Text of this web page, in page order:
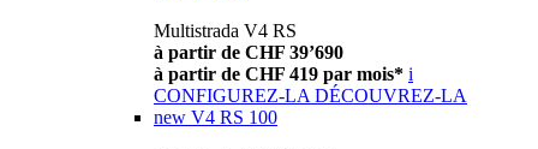
Multistrada V4 RS
à partir de CHF 39’690
à partir de CHF 419 par mois* i
CONFIGUREZ-LA DÉCOUVREZ-LA
new V4 RS 100